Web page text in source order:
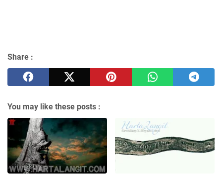
Share :
You may like these posts :